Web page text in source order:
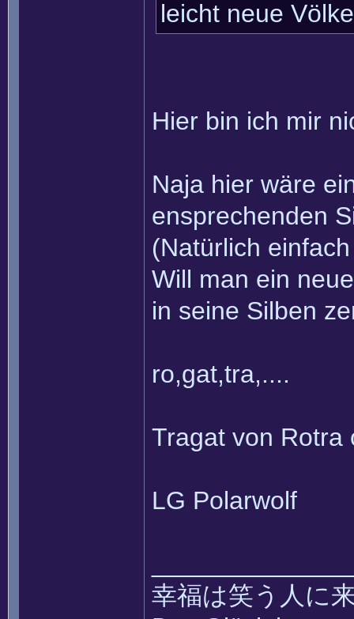
leicht neue
Hier bin ich mir
Naja hier wäre
ensprechenden
(Natürlich
Will man ein
in seine Silben
ro,gat,tra,....
Tragat von Rotra
LG Polarwolf
幸福は笑う人に